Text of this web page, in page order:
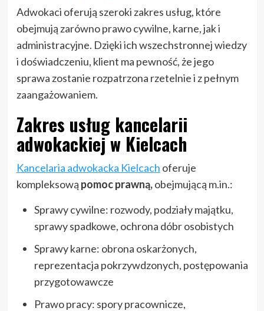
Adwokaci oferują szeroki zakres usług, które
obejmują zarówno prawo cywilne, karne, jak i
administracyjne. Dzięki ich wszechstronnej wiedzy
i doświadczeniu, klient ma pewność, że jego
sprawa zostanie rozpatrzona rzetelnie i z pełnym
zaangażowaniem.
Zakres usług kancelarii
adwokackiej w Kielcach
Kancelaria adwokacka Kielcach oferuje
kompleksową pomoc prawną,obejmującą m.in.:
Sprawy cywilne: rozwody, podziały majątku,
sprawy spadkowe, ochrona dóbr osobistych
Sprawy karne: obrona oskarżonych,
reprezentacja pokrzywdzonych, postępowania
przygotowawcze
Prawo pracy: spory pracownicze,